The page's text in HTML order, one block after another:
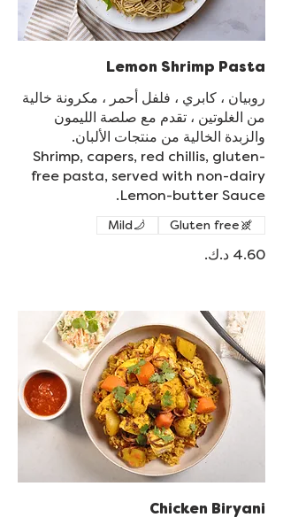
Lemon Shrimp Pasta
روبيان ، كابري ، فلفل أحمر ، مكرونة خالية
من الغلوتين ، تقدم مع صلصة الليمون
Shrimp, capers, red chillis, gluten-
free pasta, served with non-dairy
Lemon-butter Sauce.
Gluten free
Mild
Chicken Biryani